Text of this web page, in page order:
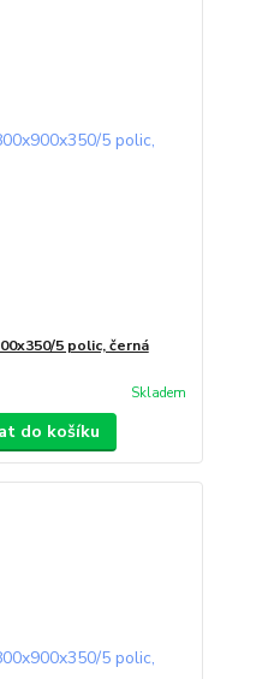
5 polic, černá
Skladem
do košíku